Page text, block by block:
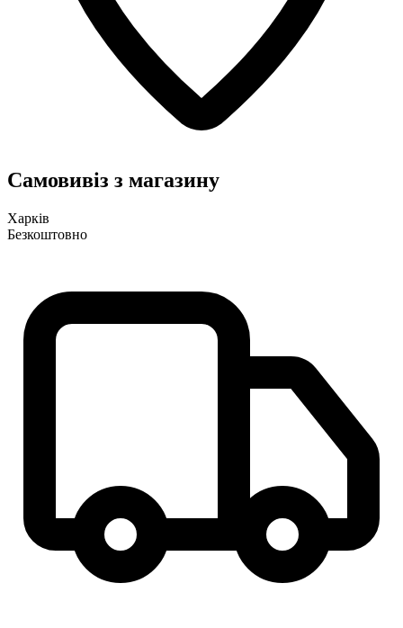
Самовивіз з магазину
Харків
Безкоштовно